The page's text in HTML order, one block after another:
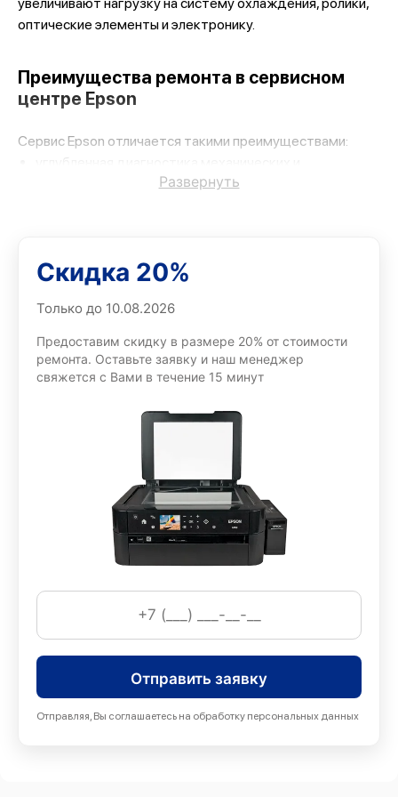
оптические элементы и электронику.
Преимущества ремонта в сервисном
центре Epson
Сервис Epson отличается такими преимуществами:
углубленная диагностика механических и
электронных компонентов;
заранее согласованная стоимость без неожиданных
доплат;
аккуратное обращение с корпусом, шлейфами и
чернильным трактом;
документальная гарантия на комплектующие и
Такая организация обслуживания помогает сократить
простой аппарата, сохранить ресурс узлов и избежать
Работы, выполняемые в сервисном
центре Epson
Сотрудники сервисного центра МФУ Epson часто
проводят следующие процедуры:
очистка печатающей головки, капы и каналов подачи
чернил;
замена роликов захвата, датчиков бумаги и
Развернуть
Скидка 20%
Только до 10.08.2026
Предоставим скидку в размере 20% от стоимости
ремонта. Оставьте заявку и наш менеджер
свяжется с Вами в течение 15 минут
Отправить заявку
Отправляя, Вы соглашаетесь на обработку персональных данных